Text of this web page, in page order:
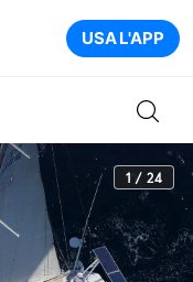
USA L'APP
1 / 24